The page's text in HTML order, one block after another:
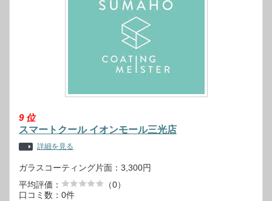
9位
スマートクール イオンモール三光店
詳細を見る
ガラスコーティング片面：3,300円
平均評価：
（0）
口コミ数：0件